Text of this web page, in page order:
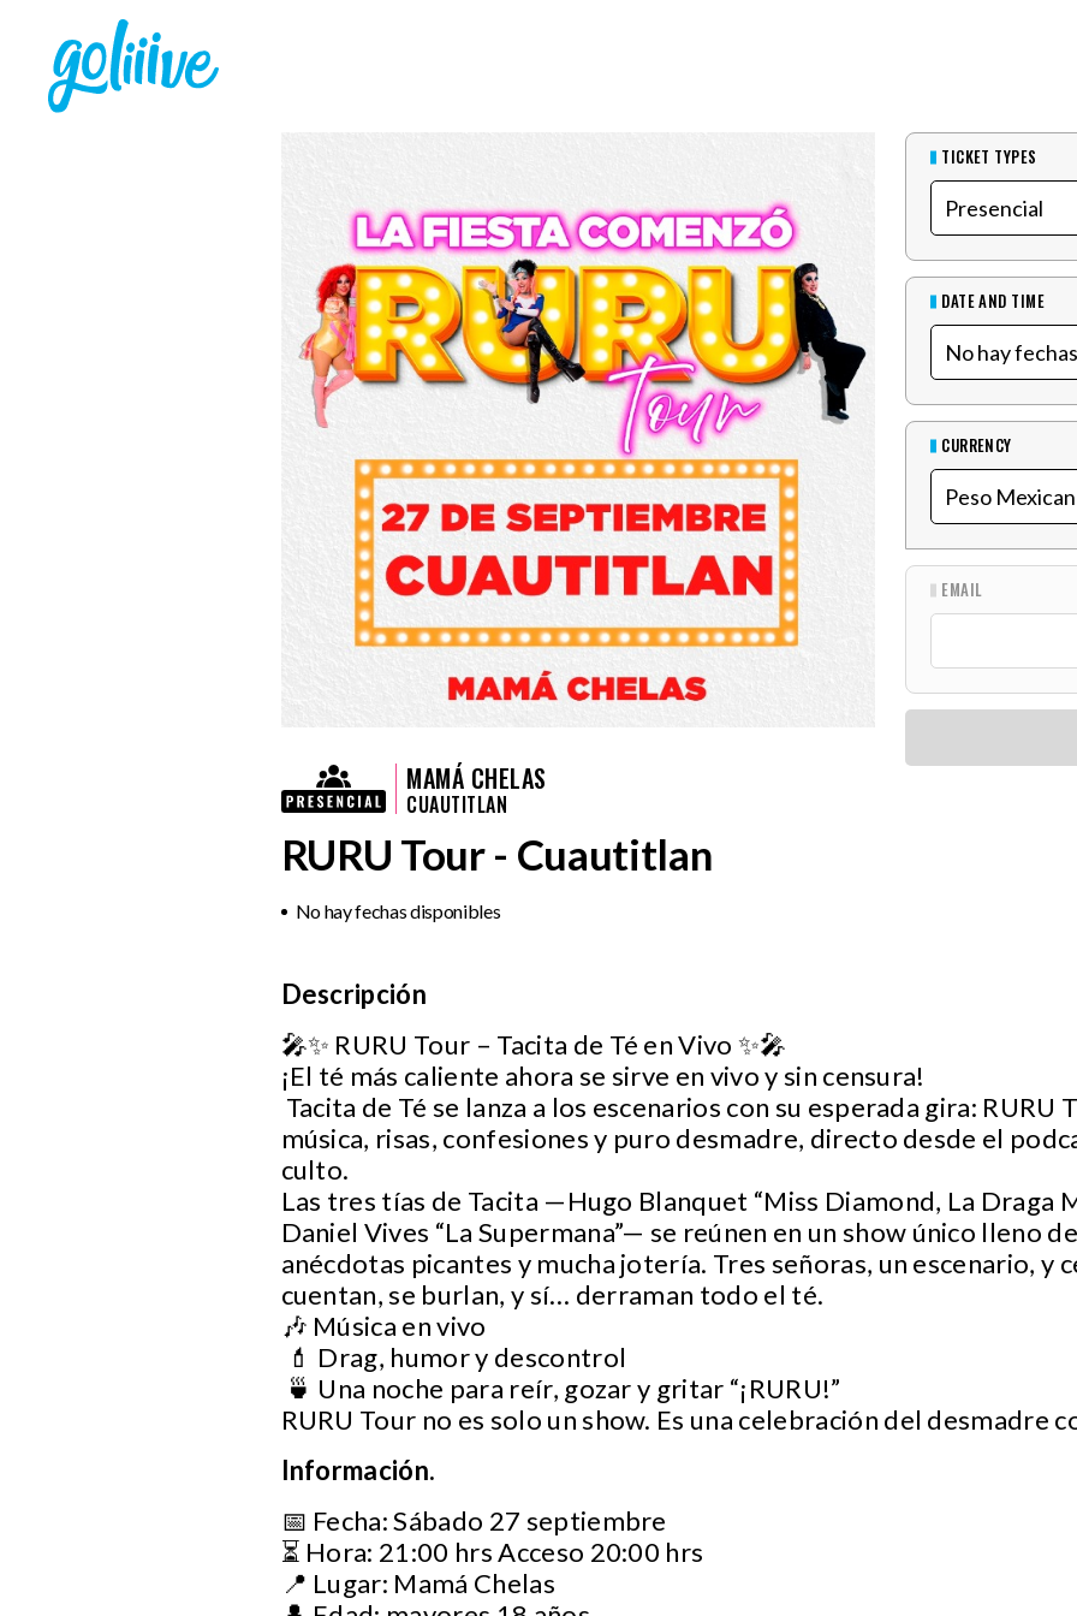
MAMÁ CHELAS
CUAUTITLAN
RURU Tour - Cuautitlan
No hay fechas disponibles
TICKET TYPES
DATE AND TIME
CURRENCY
EMAIL
Descripción
🎤✨ RURU Tour – Tacita de Té en Vivo ✨🎤
¡El té más caliente ahora se sirve en vivo y sin censura!
Tacita de Té se lanza a los escenarios con su esperada gira: RURU
música, risas, confesiones y puro desmadre, directo desde el
culto.
Las tres tías de Tacita —Hugo Blanquet “Miss Diamond, La Draga
Daniel Vives “La Supermana”— se reúnen en un show único lleno
anécdotas picantes y mucha jotería. Tres señoras, un escenario, y
cuentan, se burlan, y sí… derraman todo el té.
🎶 Música en vivo
💄 Drag, humor y descontrol
🍵 Una noche para reír, gozar y gritar “¡RURU!”
RURU Tour no es solo un show. Es una celebración del desmadre
Información.
📅 Fecha: Sábado 27 septiembre
⏳ Hora: 21:00 hrs Acceso 20:00 hrs
📍 Lugar: Mamá Chelas